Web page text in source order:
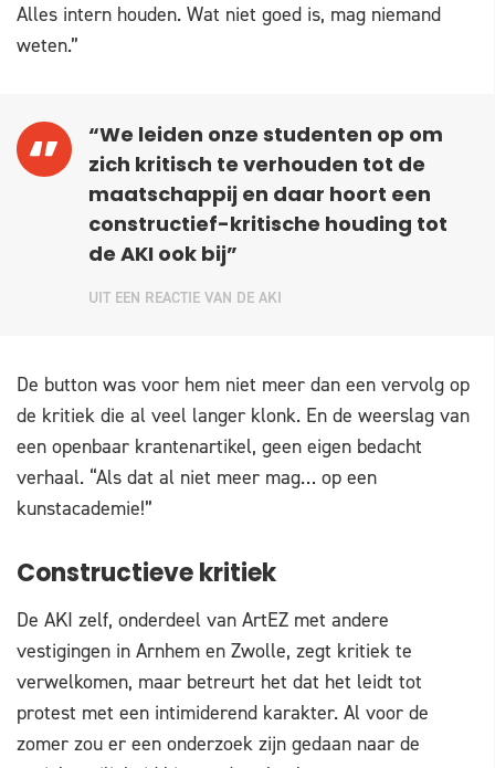
Alles intern houden. Wat niet goed is, mag niemand
weten.”
“We leiden onze studenten op om
zich kritisch te verhouden tot de
maatschappij en daar hoort een
constructief-kritische houding tot
de AKI ook bij”
UIT EEN REACTIE VAN DE AKI
De button was voor hem niet meer dan een vervolg op
de kritiek die al veel langer klonk. En de weerslag van
een openbaar krantenartikel, geen eigen bedacht
verhaal. “Als dat al niet meer mag… op een
kunstacademie!”
Constructieve kritiek
De AKI zelf, onderdeel van ArtEZ met andere
vestigingen in Arnhem en Zwolle, zegt kritiek te
verwelkomen, maar betreurt het dat het leidt tot
protest met een intimiderend karakter. Al voor de
zomer zou er een onderzoek zijn gedaan naar de